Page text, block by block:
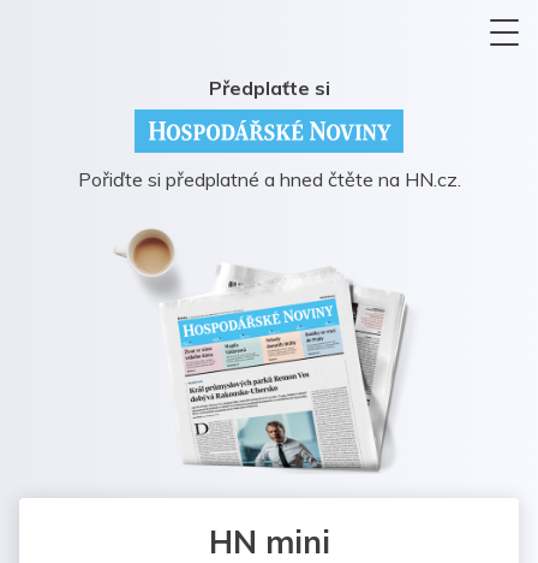
Předplaťte si
Pořiďte si předplatné a hned čtěte na HN.cz.
HN mini